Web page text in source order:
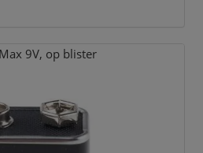
9V, op blister